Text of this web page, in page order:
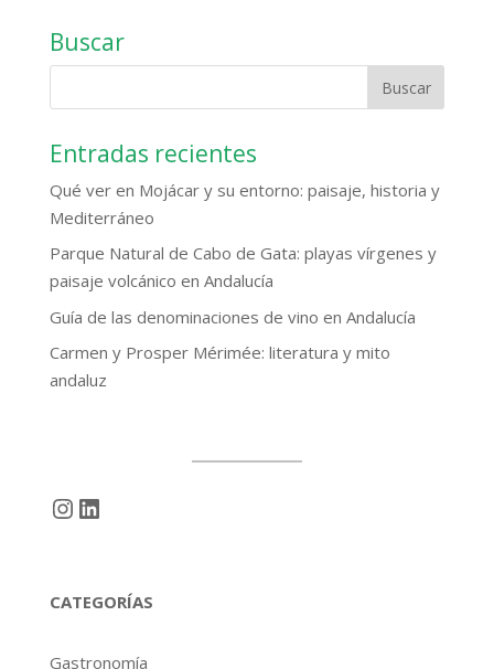
Buscar
Entradas recientes
Qué ver en Mojácar y su entorno: paisaje, historia y
Mediterráneo
Parque Natural de Cabo de Gata: playas vírgenes y
paisaje volcánico en Andalucía
Guía de las denominaciones de vino en Andalucía
Carmen y Prosper Mérimée: literatura y mito
andaluz
Instagram
LinkedIn
CATEGORÍAS
Gastronomía